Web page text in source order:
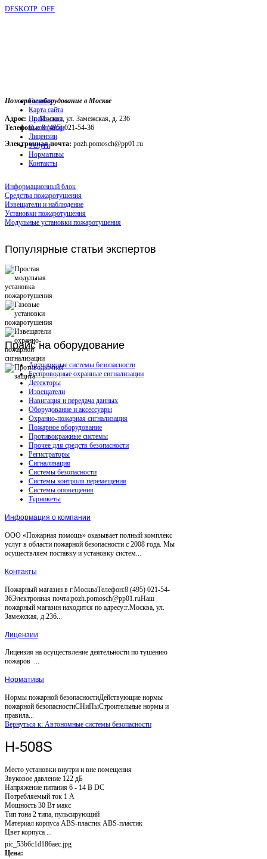
DESKOTP_OFF
Пожарное оборудование в Москве
Адрес: г. Москва, ул. Замежская, д. 236
Телефоны:8 (495) 021-54-36
Электронная почта: pozh.pomosch@pp01.ru
Главная
Карта сайта
Прайс-лист
О компании
Лицензии
Услуги
Нормативы
Контакты
Информационный блок
Средства пожаротушения
Извещатели и наблюдение
Установки пожаротушения
Модульные установки пожаротушения
Популярные статьи экспертов
Прайсна оборудование
Автономные системы безопасности
Беспроводные охранные сигнализации
Детекторы
Извещатели
Навигация и передача данных
Оборудование и аксессуары
Охранно-пожарная сигнализация
Пожарное оборудование
Противокражные системы
Прочее для средств безопасности
Регистраторы
Сигнализация
Системы безопасности
Системы контроля перемещения
Системы оповещения
Турникеты
Информация о компании
ООО «Пожарная помощь» оказывает полный комплекс
услуг в области пожарной безопасности с 2008 года. Мы
осуществляем поставку и установку систем...
Контакты
Пожарный магазин в г.МоскваТелефон:8 (495) 021-54-
36Электронная почта:pozh.pomosch@pp01.ruНаш
пожарный магазин находится по адресу:г.Москва, ул.
Замежская, д.236...
Лицензии
Лицензия на осуществление деятельности по тушению
пожаров ...
Нормативы
Нормы пожарной безопасностиДействующие нормы
пожарной безопасностиСНиПыСтроительные нормы и
правила...
Вернуться к: Автономные системы безопасности
H-508S
Место установки внутри и вне помещения
Звуковое давление 122 дБ
Напряжение питания 6 - 14 В DC
Потребляемый ток 1 А
Мощность 30 Вт макс
Тип тона 2 типа, пульсирующий
Материал корпуса ABS-пластик ABS-пластик
Цвет корпуса ...
pic_53b6c1d186aec.jpg
Цена: